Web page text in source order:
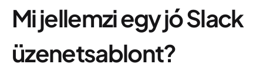
Mi jellemzi egy jó Slack
üzenetsablont?